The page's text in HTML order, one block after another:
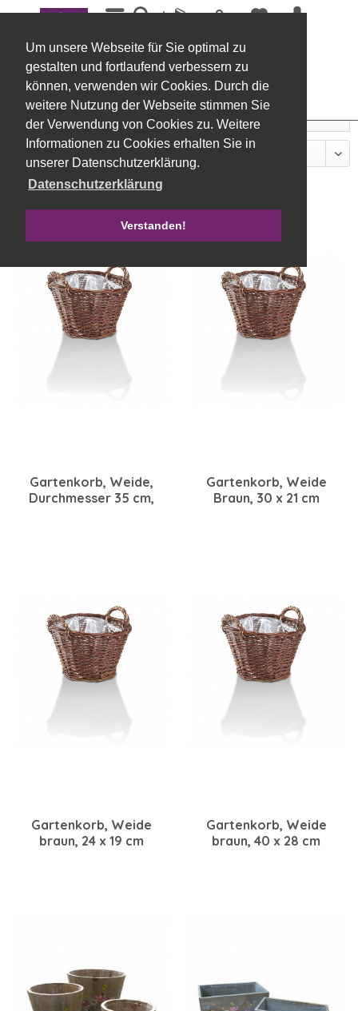
Um unsere Webseite für Sie optimal zu
gestalten und fortlaufend verbessern zu
können, verwenden wir Cookies. Durch die
weitere Nutzung der Webseite stimmen Sie
der Verwendung von Cookies zu. Weitere
Informationen zu Cookies erhalten Sie in
unserer Datenschutzerklärung.
Datenschutzerklärung
Verstanden!
Menü
Korb/Holz
mehr erfahren »
Filtern
Gartenkorb, Weide,
Durchmesser 35 cm,
Gartenkorb, Weide
Braun, 30 x 21 cm
Gartenkorb, Weide
braun, 24 x 19 cm
Gartenkorb, Weide
braun, 40 x 28 cm